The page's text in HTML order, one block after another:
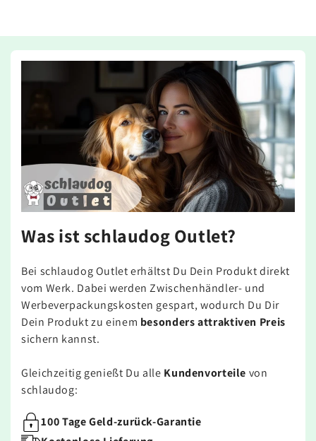
Was ist schlaudog Outlet?
Bei schlaudog Outlet erhältst Du Dein Produkt direkt
vom Werk. Dabei werden Zwischenhändler- und
Werbeverpackungskosten gespart, wodurch Du Dir
Dein Produkt zu einem besonders attraktiven Preis
sichern kannst.
Gleichzeitig genießt Du alle Kundenvorteile von
schlaudog:
100 Tage Geld-zurück-Garantie